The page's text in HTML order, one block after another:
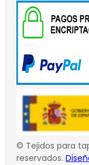
© Tejidos para
reservados.